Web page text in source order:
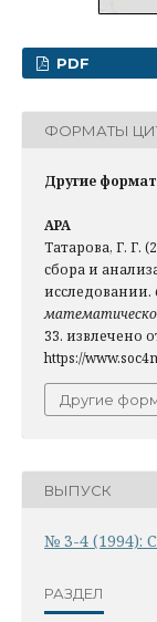
PDF
ФОРМАТЫ
Другие
APA
Татарова, Г. Г.
сбора и
исследовании.
33. извлечено
https://
Другие
ВЫПУСК
№ 3-4 (1994):
РАЗДЕЛ